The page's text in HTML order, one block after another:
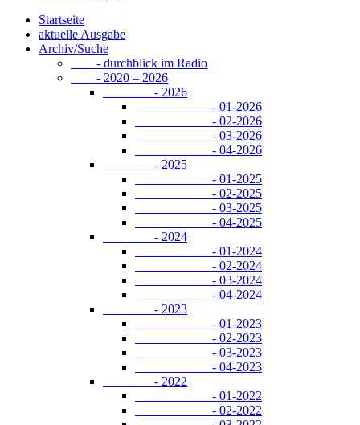
Startseite
aktuelle Ausgabe
Archiv/Suche
- durchblick im Radio
- 2020 – 2026
- 2026
- 01-2026
- 02-2026
- 03-2026
- 04-2026
- 2025
- 01-2025
- 02-2025
- 03-2025
- 04-2025
- 2024
- 01-2024
- 02-2024
- 03-2024
- 04-2024
- 2023
- 01-2023
- 02-2023
- 03-2023
- 04-2023
- 2022
- 01-2022
- 02-2022